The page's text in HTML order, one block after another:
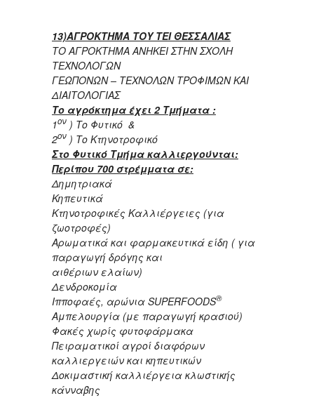
13)ΑΓΡΟΚΤΗΜΑ ΤΟΥ ΤΕΙ ΘΕΣΣΑΛΙΑΣ
ΤΟ ΑΓΡΟΚΤΗΜΑ ΑΝΗΚΕΙ ΣΤΗΝ ΣΧΟΛΗ
ΤΕΧΝΟΛΟΓΩΝ
ΓΕΩΠΟΝΩΝ – ΤΕΧΝΟΛΩΝ ΤΡΟΦΙΜΩΝ ΚΑΙ
ΔΙΑΙΤΟΛΟΓΙΑΣ
Το αγρόκτημα έχει 2 Τμήματα :
1ον ) Το Φυτικό &
2ον ) Το Κτηνοτροφικό
Στο Φυτικό Τμήμα καλλιεργούνται:
Περίπου 700 στρέμματα σε:
Δημητριακά
Κηπευτικά
Κτηνοτροφικές Καλλιέργειες (για
ζωοτροφές)
Αρωματικά και φαρμακευτικά είδη ( για
παραγωγή δρόγης και
αιθέριων ελαίων)
Δενδροκομία
Ιπποφαές, αρώνια SUPERFOODS®
Αμπελουργία (με παραγωγή κρασιού)
Φακές χωρίς φυτοφάρμακα
Πειραματικοί αγροί διαφόρων
καλλιεργειών και κηπευτικών
Δοκιμαστική καλλιέργεια κλωστικής
κάνναβης